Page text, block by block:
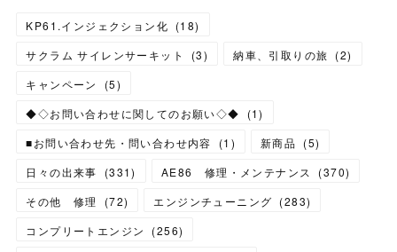
KP61.インジェクション化 (18)
サクラム サイレンサーキット
(3) 納車、引取りの旅 (2)
キャンペーン
(5)
◆◇お問い合わせに関してのお願い◇◆
(1)
■お問い合わせ先・問い合わせ内容
(1 ) 新商品 (5)
日々の出来事
(331) AE86 修理・メンテナンス (370)
その他 修理
(72) エンジンチューニング (283)
コンプリートエンジン
(256)